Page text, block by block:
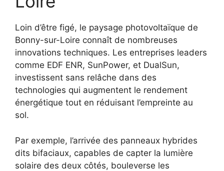
Loin d’être figé, le paysage photovoltaïque de
Bonny-sur-Loire connaît de nombreuses
innovations techniques. Les entreprises leaders
comme EDF ENR, SunPower, et DualSun,
investissent sans relâche dans des
technologies qui augmentent le rendement
énergétique tout en réduisant l’empreinte au
sol.
Par exemple, l’arrivée des panneaux hybrides
dits bifaciaux, capables de capter la lumière
solaire des deux côtés, bouleverse les